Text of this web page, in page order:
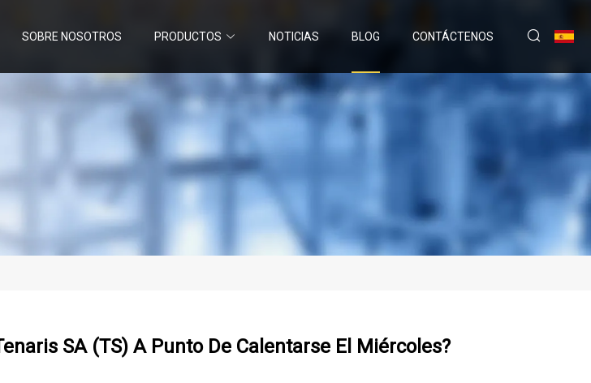
SOBRE NOSOTROS PRODUCTOS NOTICIAS BLOG CONTÁCTENOS
SA (TS) A Punto De Calentarse El Miércoles?